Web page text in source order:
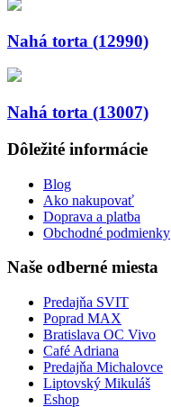
Nahá torta (12990)
Nahá torta (13007)
Dôležité informácie
Blog
Ako nakupovať
Doprava a platba
Obchodné podmienky
Naše odberné miesta
Predajňa SVIT
Poprad MAX
Bratislava OC Vivo
Café Adriana
Predajňa Michalovce
Liptovský Mikuláš
Eshop